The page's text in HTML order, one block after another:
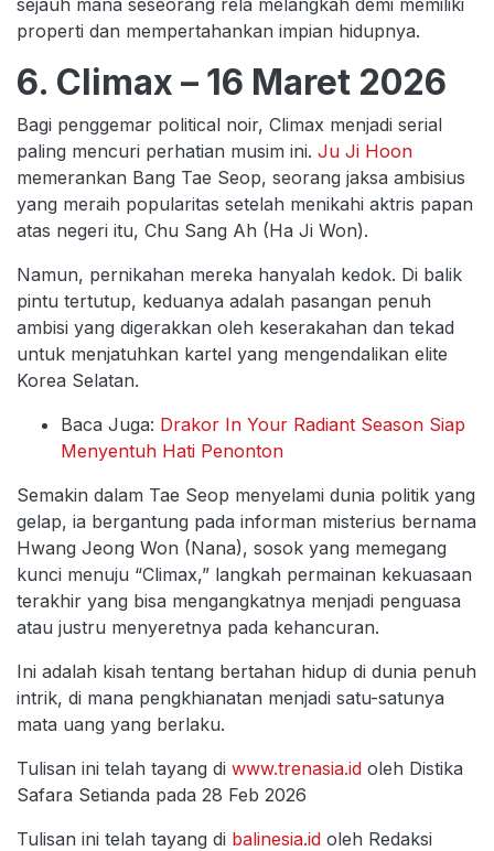
properti dan mempertahankan impian hidupnya.
6. Climax – 16 Maret 2026
Bagi penggemar political noir, Climax menjadi serial
paling mencuri perhatian musim ini. Ju Ji Hoon
memerankan Bang Tae Seop, seorang jaksa ambisius
yang meraih popularitas setelah menikahi aktris papan
atas negeri itu, Chu Sang Ah (Ha Ji Won).
Namun, pernikahan mereka hanyalah kedok. Di balik
pintu tertutup, keduanya adalah pasangan penuh
ambisi yang digerakkan oleh keserakahan dan tekad
untuk menjatuhkan kartel yang mengendalikan elite
Korea Selatan.
Baca Juga: Drakor In Your Radiant Season Siap
Menyentuh Hati Penonton
Semakin dalam Tae Seop menyelami dunia politik yang
gelap, ia bergantung pada informan misterius bernama
Hwang Jeong Won (Nana), sosok yang memegang
kunci menuju “Climax,” langkah permainan kekuasaan
terakhir yang bisa mengangkatnya menjadi penguasa
atau justru menyeretnya pada kehancuran.
Ini adalah kisah tentang bertahan hidup di dunia penuh
intrik, di mana pengkhianatan menjadi satu-satunya
mata uang yang berlaku.
Tulisan ini telah tayang di www.trenasia.id oleh Distika
Safara Setianda pada 28 Feb 2026
Tulisan ini telah tayang di balinesia.id oleh Redaksi